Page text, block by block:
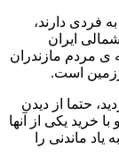
فردی دارند،
ایران
ی مردم مازندران
است.
حتما از دیدن
خرید یکی از آنها
ماندنی را